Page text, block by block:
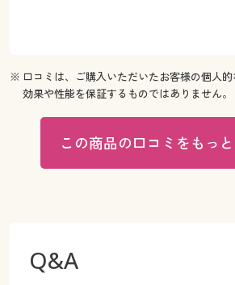
※ 口コミは、ご購入いただいたお客様の個人
効果や性能を保証するものではありません。
この商品の口コミをもっ
Q&A